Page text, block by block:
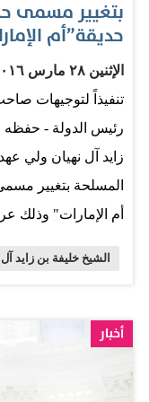
القدم من إداريين
بالحصول على هذا
القدم في المسابقات
عليها الفرق الوطنية
بتغيير مسمى
حديقة”أم
الإثنين ٢٨ مارس ٢٠١٦
تنفيذاً لتوجيهات
رئيس الدولة - حفظه
زايد آل نهيان ولي
المسلحة بتغيير
أم الإمارات" وذلك
المركزية واحدة من
بشكل شامل انطلاقاً
الشيخ خليفة بن زايد آل
أخبار